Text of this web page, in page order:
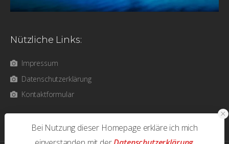
Nützliche Links:
Impressum
Datenschutzerklärung
Kontaktformular
Bei Nutzung dieser Homepage erkläre ich mich